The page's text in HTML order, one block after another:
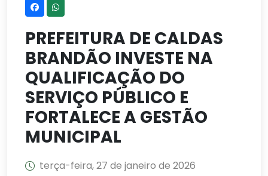
PREFEITURA DE CALDAS
BRANDÃO INVESTE NA
QUALIFICAÇÃO DO
SERVIÇO PÚBLICO E
FORTALECE A GESTÃO
MUNICIPAL
terça-feira, 27 de janeiro de 2026